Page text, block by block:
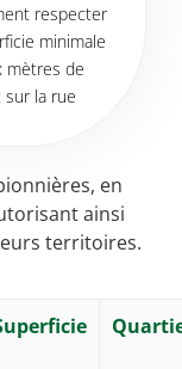
respecter
minimale
mètres de
sur la rue
en
ainsi
territoires.